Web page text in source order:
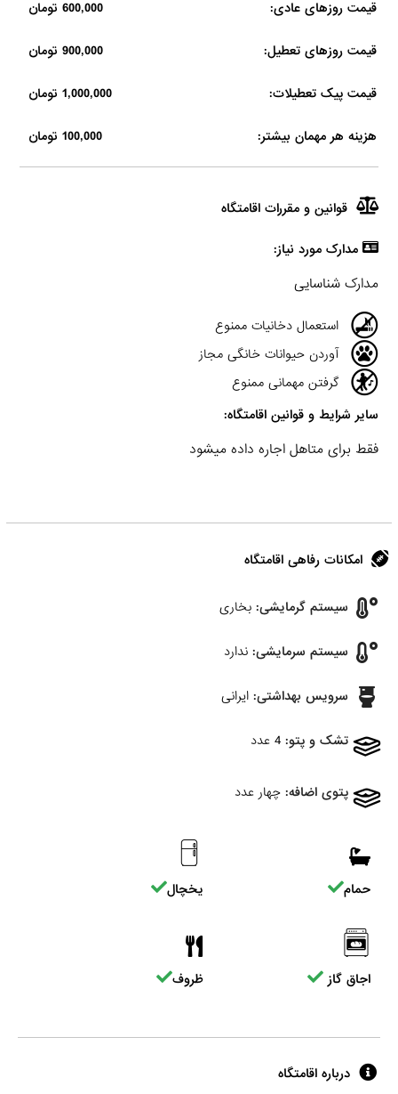
قیمت روزهای عادی: 600,000 تومان
قیمت روزهای تعطیل: 900,000 تومان
قیمت پیک تعطیلات: 1,000,000 تومان
هزینه هر مهمان بیشتر: 100,000 تومان
قوانین و مقررات اقامتگاه
مدارک مورد نیاز:
مدارک شناسایی
استعمال دخانیات ممنوع
آوردن حیوانات خانگی مجاز
گرفتن مهمانی ممنوع
سایر شرایط و قوانین اقامتگاه:
فقط برای متاهل اجاره داده میشود
امکانات رفاهی اقامتگاه
سیستم گرمایشی: بخاری
سیستم سرمایشی: ندارد
سرویس بهداشتی: ایرانی
تشک و پتو: 4 عدد
پتوی اضافه: چهار عدد
حمام یخچال
اجاق گاز ظروف
درباره اقامتگاه